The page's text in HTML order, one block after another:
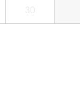
30